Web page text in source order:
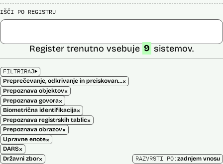
IŠČI PO REGISTRU
FILTRIRAJ
Preprečevanje, odkrivanje in preiskovanje kaznivih dejanj×
Prepoznava objektov×
Prepoznava govora×
Biometrična identifikacija×
Prepoznava registrskih tablic×
Prepoznava obrazov×
Upravne enote×
DARS×
Državni zbor×
Register trenutno vsebuje 9 sistemov.
RAZVRSTI PO:zadnjem vnosu